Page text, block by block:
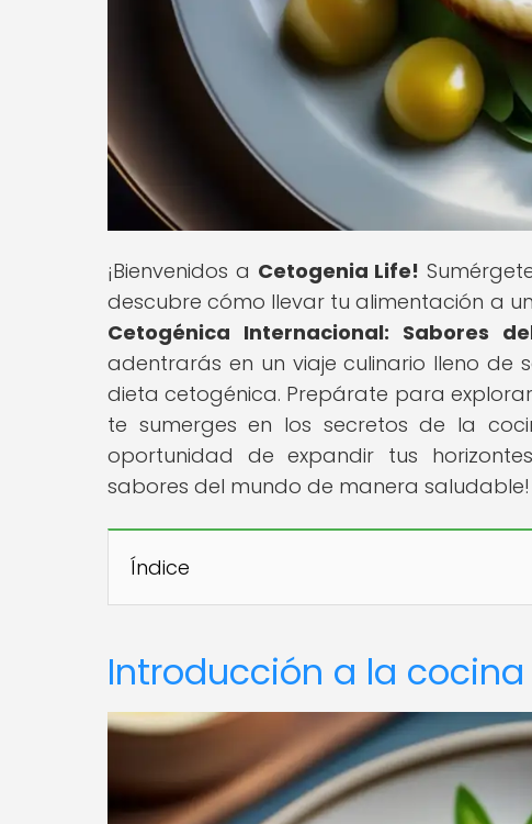
¡Bienvenidos a Cetogenia Life!
descubre cómo llevar tu alimentación a
Cetogénica Internacional: Sabores
adentrarás en un viaje culinario lleno de
dieta cetogénica. Prepárate para
te sumerges en los secretos de la
oportunidad de expandir tus
sabores del mundo de manera saludable!
Índice
Introducción a la